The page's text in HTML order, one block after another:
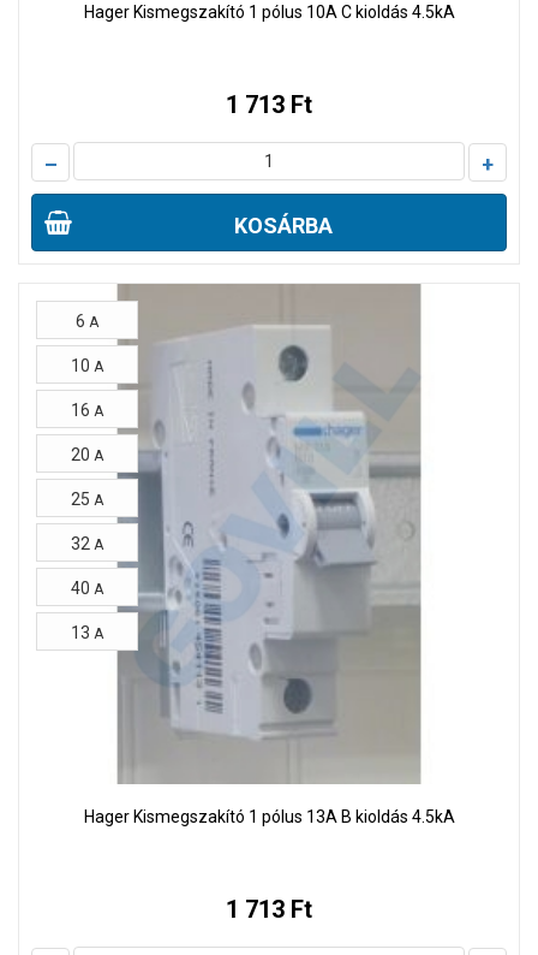
Hager Kismegszakító 1 pólus 10A C kioldás 4.5kA
1 713 Ft
– +
KOSÁRBA
Hager Kismegszakító 1 pólus 13A B kioldás 4.5kA
1 713 Ft
6 A
10 A
16 A
20 A
25 A
32 A
40 A
13 A